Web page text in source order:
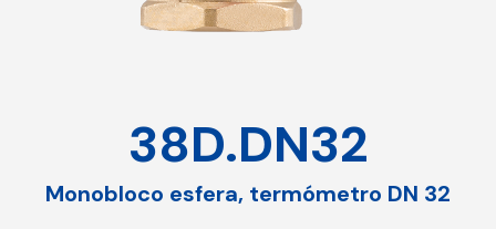
38D.DN32
Monobloco esfera, termómetro DN 32